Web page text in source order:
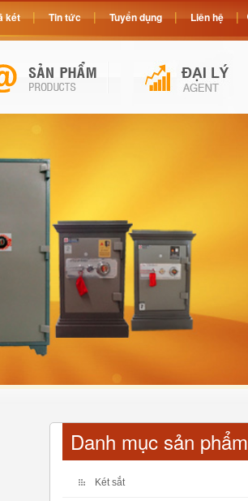
Danh mục sản phẩm
Két sắt
két Tin tức Tuyển dụng Liên hệ